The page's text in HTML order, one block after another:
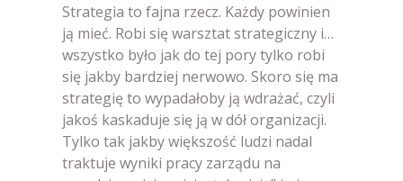
Strategia to fajna rzecz. Każdy powinien
ją mieć. Robi się warsztat strategiczny i…
wszystko było jak do tej pory tylko robi
się jakby bardziej nerwowo. Skoro się ma
strategię to wypadałoby ją wdrażać, czyli
jakoś kaskaduje się ją w dół organizacji.
Tylko tak jakby większość ludzi nadal
traktuje wyniki pracy zarządu na